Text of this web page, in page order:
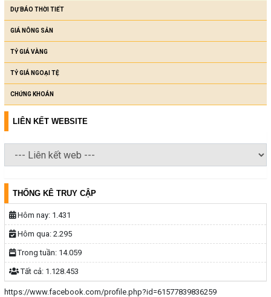
DỰ BÁO THỜI TIẾT
GIÁ NÔNG SẢN
TỶ GIÁ VÀNG
TỶ GIÁ NGOẠI TỆ
CHỨNG KHOÁN
LIÊN KẾT WEBSITE
THỐNG KÊ TRUY CẬP
Hôm nay:
Hôm qua:
Trong tuần:
Tất cả:
https://www.facebook.com/profile.php?id=61577839836259